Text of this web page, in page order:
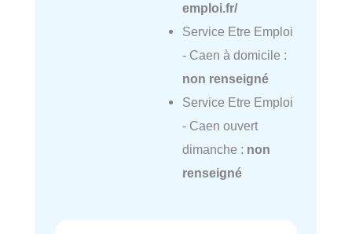
emploi.fr/
Service Etre Emploi
- Caen à domicile :
non renseigné
Service Etre Emploi
- Caen ouvert
dimanche : non
renseigné